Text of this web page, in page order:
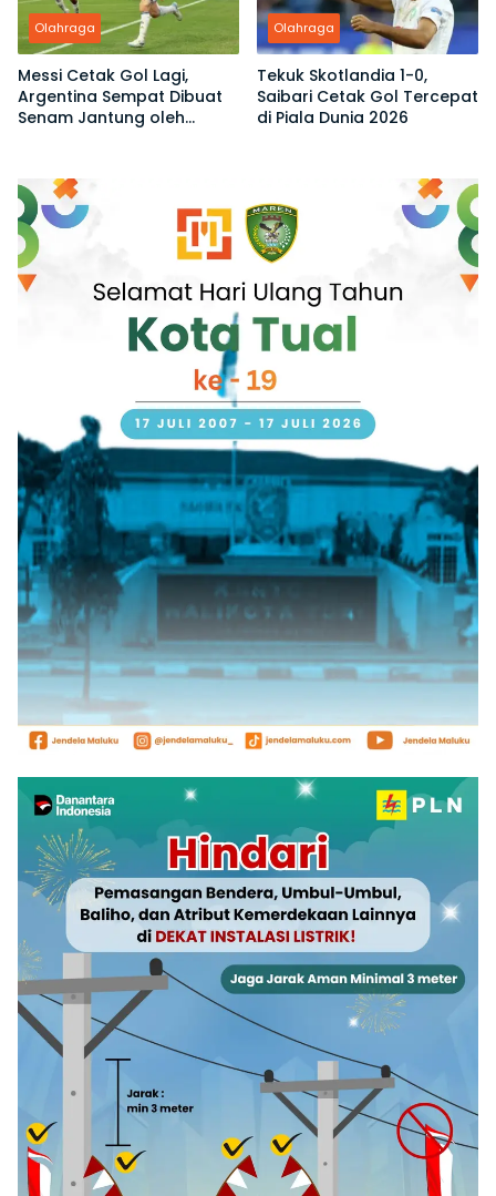
Olahraga
Messi Cetak Gol Lagi,
Argentina Sempat Dibuat
Senam Jantung oleh
Olahraga
Tekuk Skotlandia 1-0,
Saibari Cetak Gol Tercepat
di Piala Dunia 2026